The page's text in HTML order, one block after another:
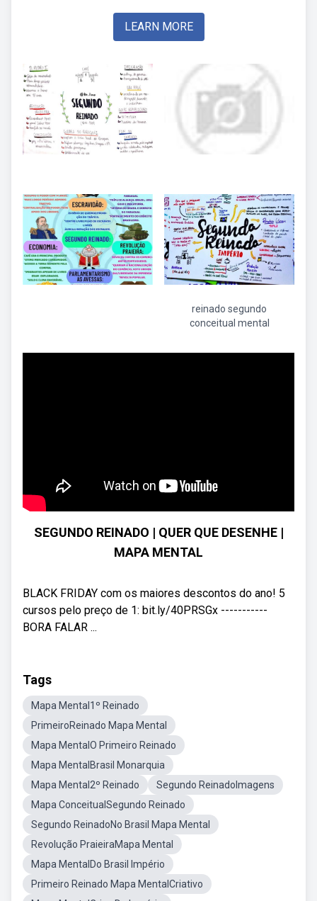
LEARN MORE
reinado segundo
conceitual mental
SEGUNDO REINADO | QUER QUE DESENHE |
MAPA MENTAL
BLACK FRIDAY com os maiores descontos do ano! 5
cursos pelo preço de 1: bit.ly/40PRSGx -----------
BORA FALAR ...
Tags
Mapa Mental1º Reinado
PrimeiroReinado Mapa Mental
Mapa MentalO Primeiro Reinado
Mapa MentalBrasil Monarquia
Mapa Mental2º Reinado
Segundo ReinadoImagens
Mapa ConceitualSegundo Reinado
Segundo ReinadoNo Brasil Mapa Mental
Revolução PraieiraMapa Mental
Mapa MentalDo Brasil Império
Primeiro Reinado Mapa MentalCriativo